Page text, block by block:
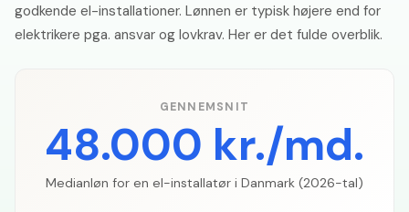
godkende el-installationer. Lønnen er typisk højere end for
elektrikere pga. ansvar og lovkrav. Her er det fulde overblik.
GENNEMSNIT
48.000 kr./md.
Medianløn for en el-installatør i Danmark (2026-tal)